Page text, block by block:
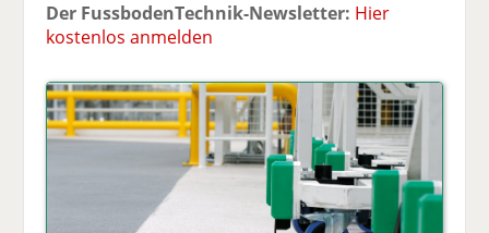
Der FussbodenTechnik-Newsletter: Hier
kostenlos anmelden